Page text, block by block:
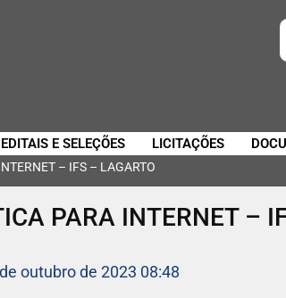
EDITAIS E SELEÇÕES LICITAÇÕES
– IFS – LAGARTO
PARA INTERNET –
outubro de 2023 08:48